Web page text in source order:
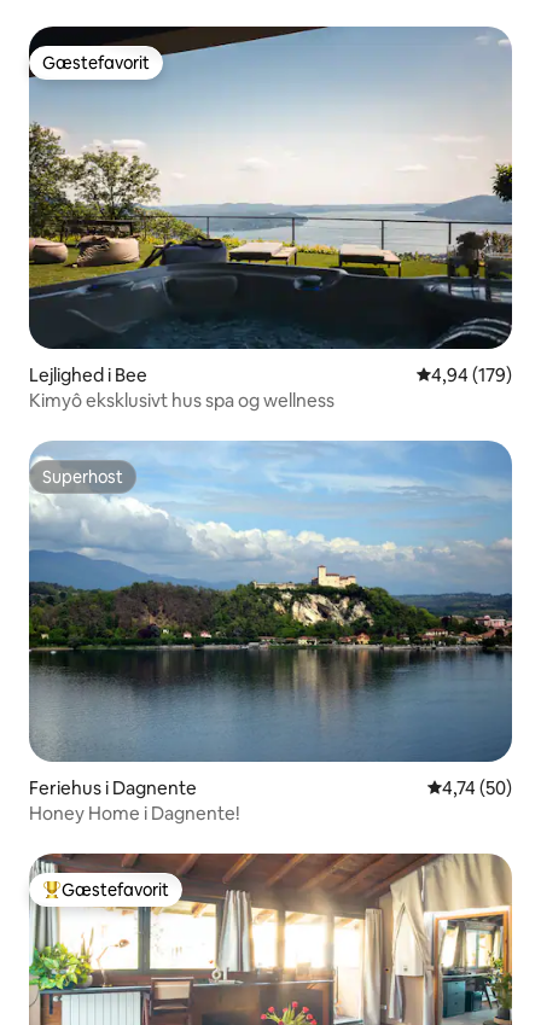
Gæstefavorit
Gæstefavorit
Lejlighed i Bee 4,94 ud af 5 i
4,94 (179)
Kimyô eksklusivt hus spa og wellness
Superhost
Superhost
Feriehus i Dagnente 4,74 ud af 5
4,74 (50)
Honey Home i Dagnente!
Bedste gæstefavorit
Gæstefavorit